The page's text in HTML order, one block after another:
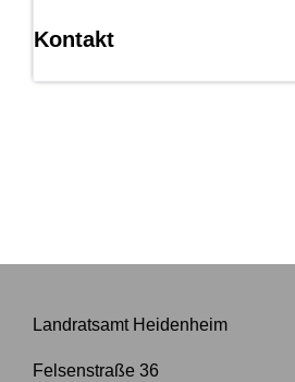
Kontakt
Landratsamt Heidenheim
Felsenstraße 36